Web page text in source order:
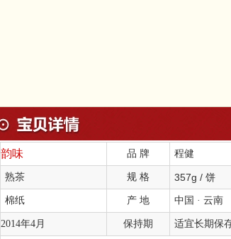
韵味 品 牌 程健
熟茶 规 格 357g / 饼
棉纸 产 地 中国 · 云南
2014年4月 保持期 适宜长期保